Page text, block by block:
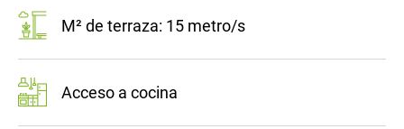
M² de terraza: 15 metro/s
Acceso a cocina